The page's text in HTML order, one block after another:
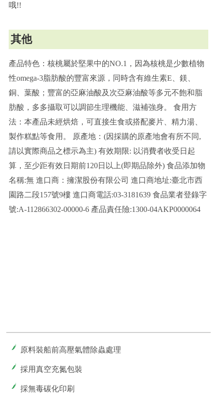
哦!!
其他
產品特色：核桃屬於堅果中的NO.1，因為核桃是少數植物
性omega-3脂肪酸的豐富來源，同時含有維生素E、鎂、
銅、葉酸；豐富的亞麻油酸及次亞麻油酸等多元不飽和脂
肪酸，多多攝取可以調節生理機能、滋補強身。 食用方
法：本產品未經烘焙，可直接生食或搭配麥片、精力湯、
製作糕點等食用。 原產地：(因採購的原產地會有所不同,
請以實際商品之標示為主) 有效期限: 以消費者收受日起
算，至少距有效日期前120日以上(即期品除外) 食品添加物
名稱:無 進口商：擁潔股份有限公司 進口商地址:臺北市西
園路二段157號9樓 進口商電話:03-3181639 食品業者登錄字
號:A-112866302-00000-6 產品責任險:1300-04AKP0000064
原料裝船前高壓氣體除蟲處理
採用真空充氮包裝
採無毒碳化印刷